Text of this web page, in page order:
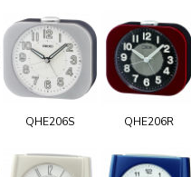
QHE206S QHE206R